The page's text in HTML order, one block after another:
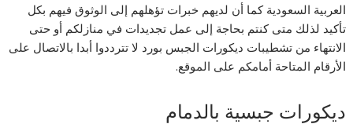
العربية السعودية كما أن لديهم خبرات تؤهلهم إلى الوثوق فيهم بكل
تأكيد لذلك متى كنتم بحاجة إلى عمل تجديدات في منازلكم أو حتى
الانتهاء من تشطيبات ديكورات الجبس بورد لا تترددوا أبدا بالاتصال على
الأرقام المتاحة أمامكم على الموقع.
ديكورات جبسية بالدمام